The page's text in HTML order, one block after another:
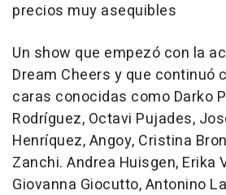
precios muy asequibles
Un show que empezó con la
Dream Cheers y que continuó
caras conocidas como Darko
Rodríguez, Octavi Pujades,
Henríquez, Angoy, Cristina
Zanchi. Andrea Huisgen, Erika
Giovanna Giocutto, Antonino